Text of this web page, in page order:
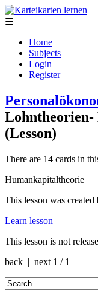
☰
Home
Subjects
Login
Register
(Lesson)
There are 14 cards in
Humankapitaltheorie
This lesson was created
Learn lesson
This lesson is not
back | next 1 / 1